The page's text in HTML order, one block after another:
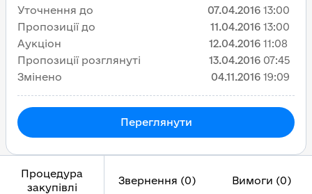
Процедура
закупівлі
Звернення (0) Вимоги (0)
Уточнення до
07.04.2016 13:00
Пропозиції до
11.04.2016 13:00
Аукціон
12.04.2016 11:08
Пропозиції розглянуті
13.04.2016 07:45
Змінено
04.11.2016 19:09
Переглянути